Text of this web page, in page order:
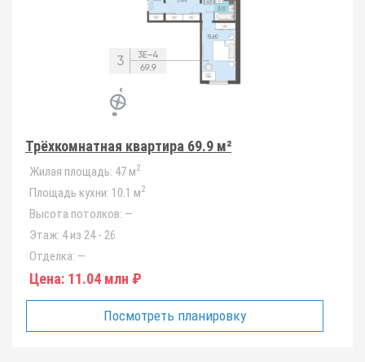
Трёхкомнатная квартира 69.9 м²
Жилая площадь: 47 м2
Площадь кухни: 10.1 м2
Высота потолков: —
Этаж: 4 из 24 - 26
Отделка: —
Цена: 11.04 млн ₽
Посмотреть планировку